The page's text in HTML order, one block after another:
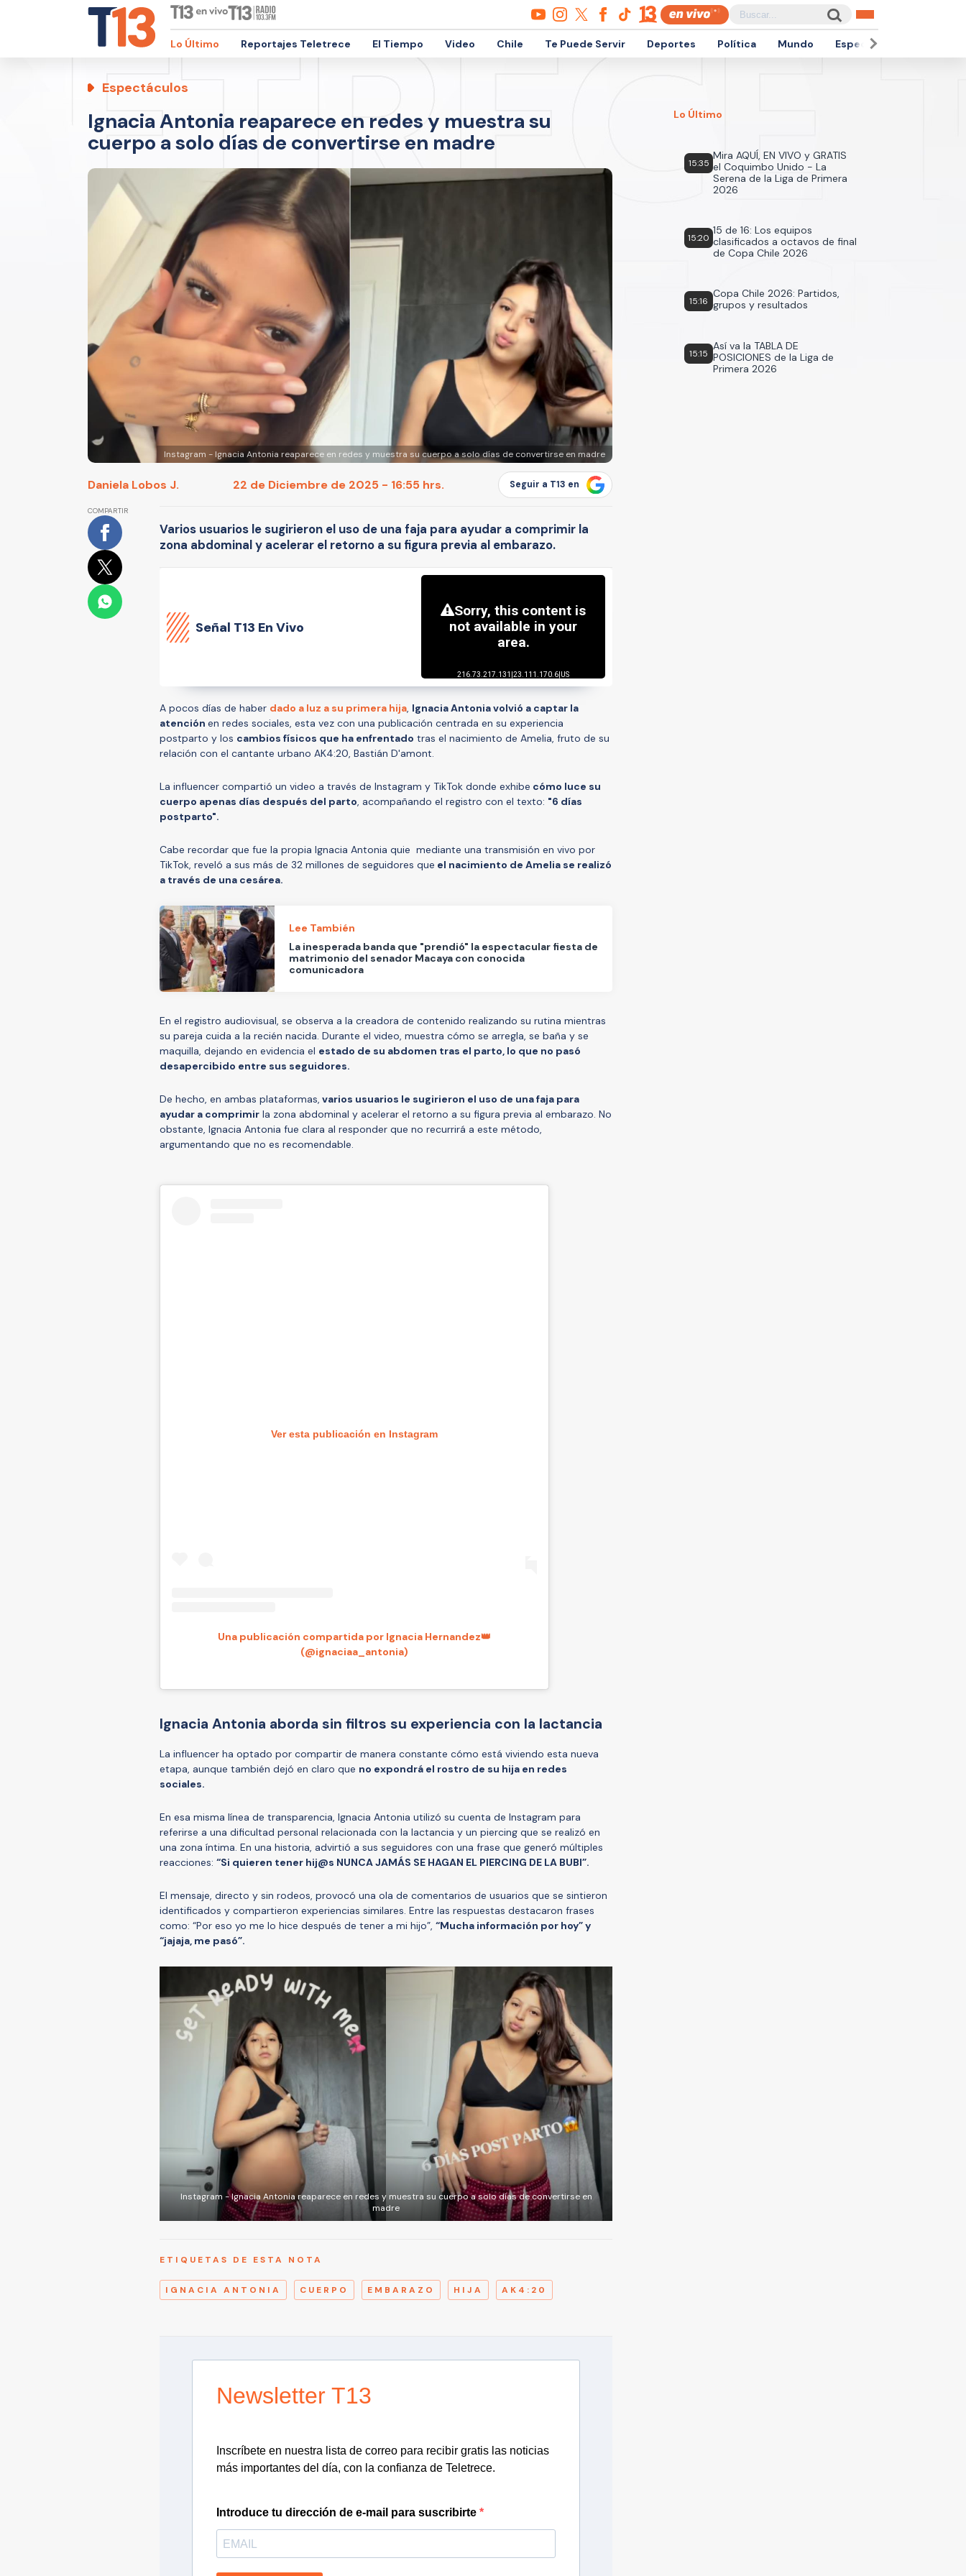
Lo Último Reportajes Teletrece El Tiempo Video Chile Te Puede Servir Deportes Política Mundo Espectáculos
Espectáculos
Ignacia Antonia reaparece en redes y muestra su
cuerpo a solo días de convertirse en madre
Instagram - Ignacia Antonia reaparece en redes y muestra su cuerpo a solo días de convertirse en madre
Daniela Lobos J. 22 de Diciembre de 2025 - 16:55 hrs. Seguir a T13 en
COMPARTIR
Varios usuarios le sugirieron el uso de una faja para ayudar a comprimir la
zona abdominal y acelerar el retorno a su figura previa al embarazo.
Señal T13 En Vivo
A pocos días de haber dado a luz a su primera hija, Ignacia Antonia volvió a captar la
atención en redes sociales, esta vez con una publicación centrada en su experiencia
postparto y los cambios físicos que ha enfrentado tras el nacimiento de Amelia, fruto de su
relación con el cantante urbano AK4:20, Bastián D'amont.
La influencer compartió un video a través de Instagram y TikTok donde exhibe cómo luce su
cuerpo apenas días después del parto, acompañando el registro con el texto: "6 días
postparto".
Cabe recordar que fue la propia Ignacia Antonia quie mediante una transmisión en vivo por
TikTok, reveló a sus más de 32 millones de seguidores que el nacimiento de Amelia se realizó
a través de una cesárea.
Lee También
La inesperada banda que "prendió" la espectacular fiesta de
matrimonio del senador Macaya con conocida
comunicadora
En el registro audiovisual, se observa a la creadora de contenido realizando su rutina mientras
su pareja cuida a la recién nacida. Durante el video, muestra cómo se arregla, se baña y se
maquilla, dejando en evidencia el estado de su abdomen tras el parto, lo que no pasó
desapercibido entre sus seguidores.
De hecho, en ambas plataformas, varios usuarios le sugirieron el uso de una faja para
ayudar a comprimir la zona abdominal y acelerar el retorno a su figura previa al embarazo. No
obstante, Ignacia Antonia fue clara al responder que no recurrirá a este método,
argumentando que no es recomendable.
Ver esta publicación en Instagram
Una publicación compartida por Ignacia Hernandez👑
(@ignaciaa_antonia)
Ignacia Antonia aborda sin filtros su experiencia con la lactancia
La influencer ha optado por compartir de manera constante cómo está viviendo esta nueva
etapa, aunque también dejó en claro que no expondrá el rostro de su hija en redes
sociales.
En esa misma línea de transparencia, Ignacia Antonia utilizó su cuenta de Instagram para
referirse a una dificultad personal relacionada con la lactancia y un piercing que se realizó en
una zona íntima. En una historia, advirtió a sus seguidores con una frase que generó múltiples
reacciones: “Si quieren tener hij@s NUNCA JAMÁS SE HAGAN EL PIERCING DE LA BUBI”.
El mensaje, directo y sin rodeos, provocó una ola de comentarios de usuarios que se sintieron
identificados y compartieron experiencias similares. Entre las respuestas destacaron frases
como: “Por eso yo me lo hice después de tener a mi hijo”, “Mucha información por hoy” y
“jajaja, me pasó”.
Instagram - Ignacia Antonia reaparece en redes y muestra su cuerpo a solo días de convertirse en
madre
ETIQUETAS DE ESTA NOTA
IGNACIA ANTONIA CUERPO EMBARAZO HIJA AK4:20
Newsletter T13
Inscríbete en nuestra lista de correo para recibir gratis las noticias
más importantes del día, con la confianza de Teletrece.
Introduce tu dirección de e-mail para suscribirte
Lo Último
15:35
Mira AQUÍ, EN VIVO y GRATIS
el Coquimbo Unido - La
Serena de la Liga de Primera
2026
15:20
15 de 16: Los equipos
clasificados a octavos de final
de Copa Chile 2026
15:16
Copa Chile 2026: Partidos,
grupos y resultados
15:15
Así va la TABLA DE
POSICIONES de la Liga de
Primera 2026